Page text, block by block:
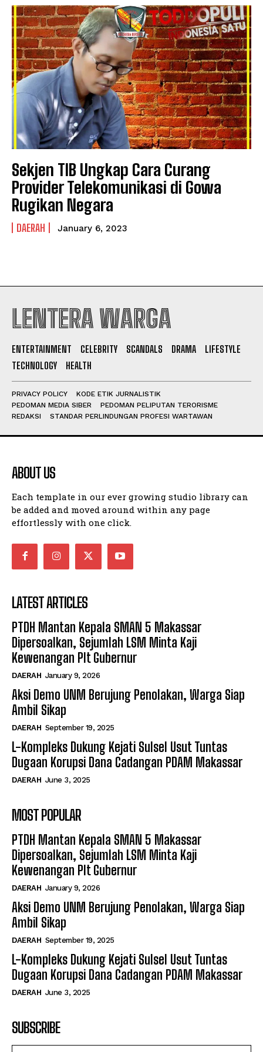
I WANT IN
I've read and accept thePrivacy Policy
Sekjen TIB Ungkap Cara Curang
Provider Telekomunikasi di Gowa
Rugikan Negara
DAERAH January 6, 2023
LENTERA WARGA
ENTERTAINMENT CELEBRITY SCANDALS DRAMA
LIFESTYLE
TECHNOLOGY
HEALTH
PRIVACY POLICY
KODE ETIK JURNALISTIK
PEDOMAN MEDIA SIBER
PEDOMAN PELIPUTAN TERORISME
REDAKSI
STANDAR PERLINDUNGAN PROFESI WARTAWAN
ABOUT US
Each template in our ever growing studio library can
be added and moved around within any page
effortlessly with one click.
LATEST ARTICLES
PTDH Mantan Kepala SMAN 5 Makassar
Dipersoalkan, Sejumlah LSM Minta Kaji
Kewenangan Plt Gubernur
DAERAH January 9, 2026
Aksi Demo UNM Berujung Penolakan, Warga Siap
Ambil Sikap
DAERAH September 19, 2025
L-Kompleks Dukung Kejati Sulsel Usut Tuntas
Dugaan Korupsi Dana Cadangan PDAM Makassar
DAERAH June 3, 2025
MOST POPULAR
PTDH Mantan Kepala SMAN 5 Makassar
Dipersoalkan, Sejumlah LSM Minta Kaji
Kewenangan Plt Gubernur
DAERAH January 9, 2026
Aksi Demo UNM Berujung Penolakan, Warga Siap
Ambil Sikap
DAERAH September 19, 2025
L-Kompleks Dukung Kejati Sulsel Usut Tuntas
Dugaan Korupsi Dana Cadangan PDAM Makassar
DAERAH June 3, 2025
SUBSCRIBE